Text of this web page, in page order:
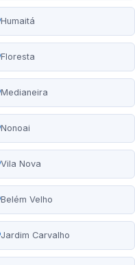
Humaitá
Floresta
Medianeira
Nonoai
Vila Nova
Belém Velho
Jardim Carvalho